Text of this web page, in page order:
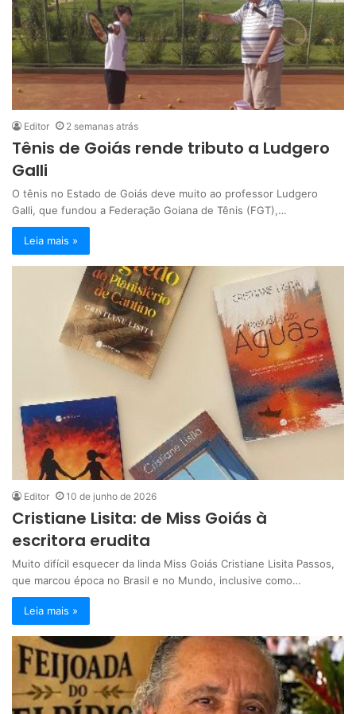
Editor 2 semanas atrás
Tênis de Goiás rende tributo a Ludgero
Galli
O tênis no Estado de Goiás deve muito ao professor Ludgero
Galli, que fundou a Federação Goiana de Tênis (FGT),…
Leia mais »
Editor 10 de junho de 2026
Cristiane Lisita: de Miss Goiás à
escritora erudita
Muito difícil esquecer da linda Miss Goiás Cristiane Lisita Passos,
que marcou época no Brasil e no Mundo, inclusive como…
Leia mais »